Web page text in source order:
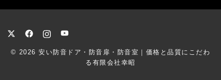
© 2026安い防音ドア・防音扉・防音室｜価格と品質にこだわ
る有限会社幸昭